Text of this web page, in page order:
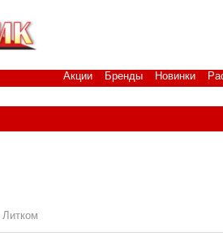
Акции Бренды Новинки
Литком